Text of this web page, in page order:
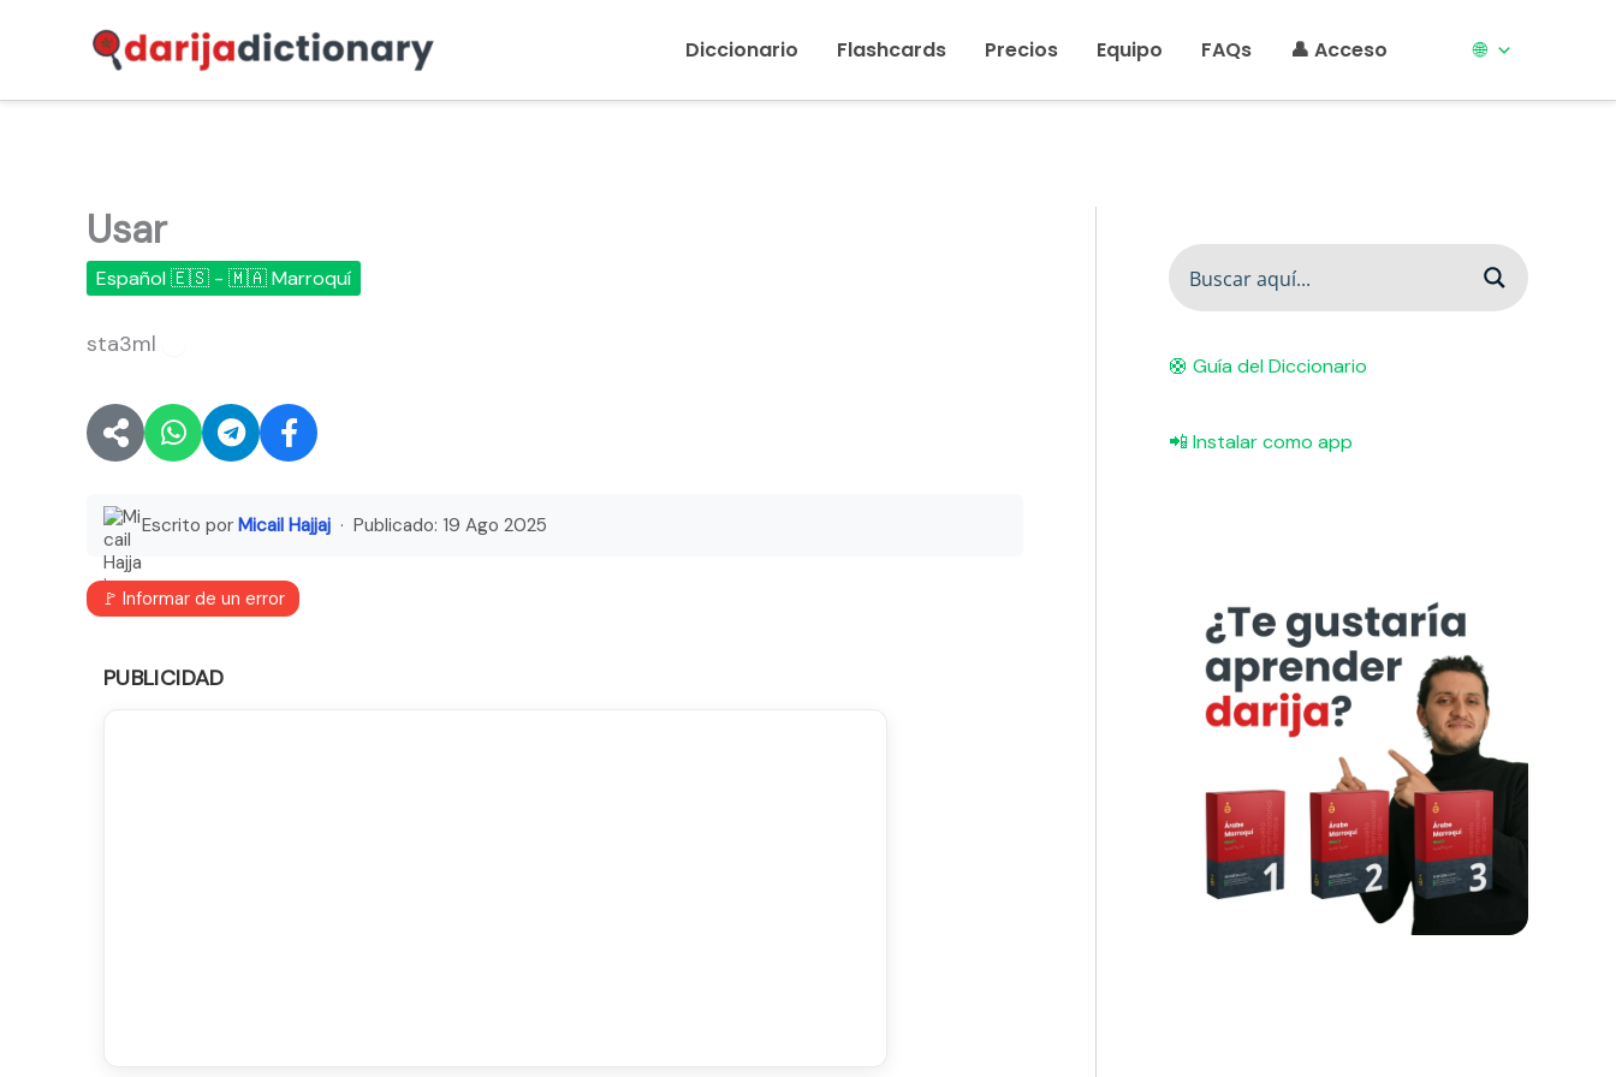
Diccionario Flashcards Precios Equipo FAQs 👤 Acceso 🌐
Usar
Español 🇪🇸 - 🇲🇦 Marroquí
sta3ml
Escrito por Micail Hajjaj · Publicado: 19 Ago 2025
🚩 Informar de un error
PUBLICIDAD
🛟 Guía del Diccionario
📲 Instalar como app